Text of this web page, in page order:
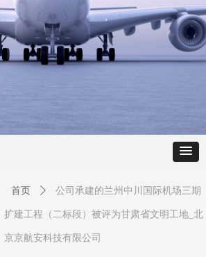
首页 ꄲ 公司承建的兰州中川国际机场三期
扩建工程（二标段）被评为甘肃省文明工地_北
京京航安科技有限公司